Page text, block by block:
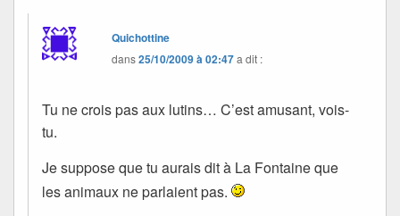
Quichottine
dans25/10/2009 à 02:47a dit :
Tu ne crois pas aux lutins… C’est amusant, vois-
tu.
Je suppose que tu aurais dit à La Fontaine que
les animaux ne parlaient pas.